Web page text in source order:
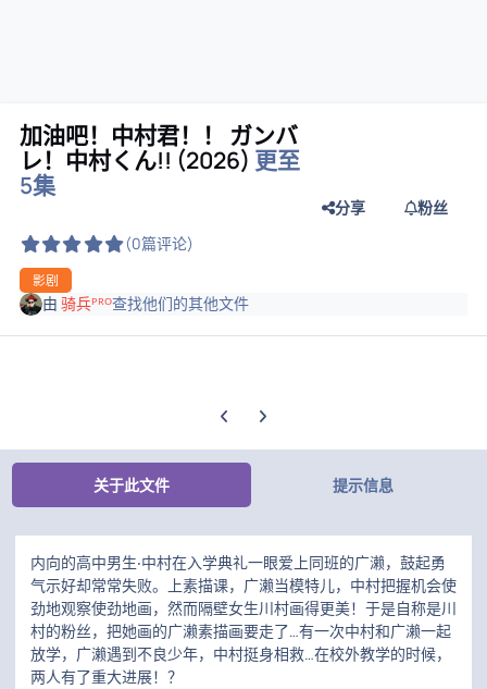
加油吧！中村君！！ ガンバ
レ！中村くん!! (2026) 更至
5集
(0篇评论)
影剧
分享 粉丝
由骑兵ᴾᴿᴼ查找他们的其他文件
上一张轮播幻灯片
下一张轮播幻灯片
关于此文件 提示信息
内向的高中男生‧中村在入学典礼一眼爱上同班的广濑，鼓起勇
气示好却常常失败。上素描课，广濑当模特儿，中村把握机会使
劲地观察使劲地画，然而隔壁女生川村画得更美！于是自称是川
村的粉丝，把她画的广濑素描画要走了…有一次中村和广濑一起
放学，广濑遇到不良少年，中村挺身相救…在校外教学的时候，
两人有了重大进展！？